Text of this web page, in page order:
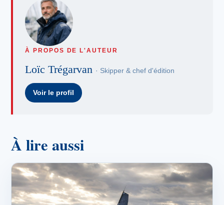
À PROPOS DE L'AUTEUR
Loïc Trégarvan · Skipper & chef d'édition
Voir le profil
À lire aussi